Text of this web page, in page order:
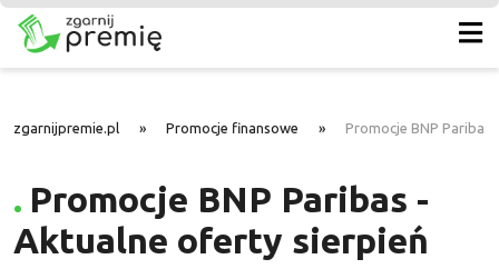
zgarnijpremie.pl » Promocje finansowe » Promocje BNP Paribas
Promocje BNP Paribas -
Aktualne oferty sierpień